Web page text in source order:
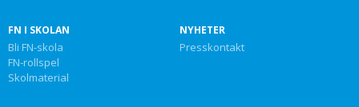
FN I SKOLAN
Bli FN-skola
FN-rollspel
Skolmaterial
NYHETER
Presskontakt